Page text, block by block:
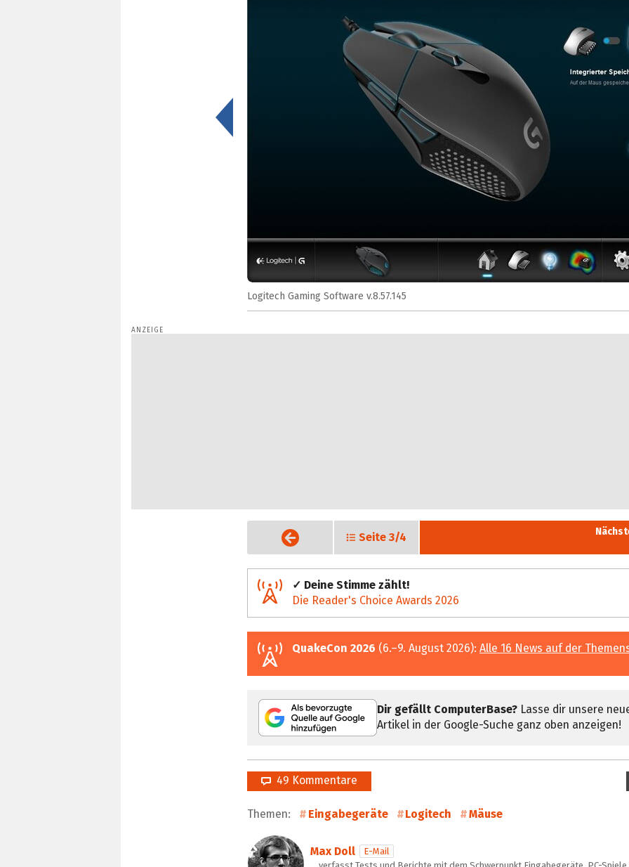
Logitech Gaming Software v.8.57.145
<
Vorige Seite Seite 3/4
✓ Deine Stimme zählt!
Die Reader's Choice Awards 2026
QuakeCon 2026 (6.–9. August 2026): Alle 16 News auf der
Dir gefällt ComputerBase? Lasse dir unsere
Artikel in der Google-Suche ganz oben anzeigen!
49 Kommentare
Themen: Eingabegeräte Logitech Mäuse
Max Doll
E-Mail